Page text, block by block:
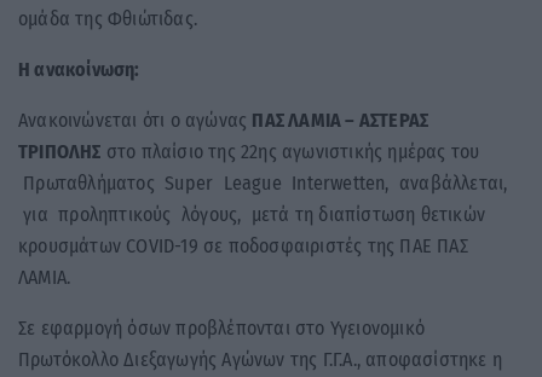
ομάδα της Φθιώτιδας.
Η ανακοίνωση:
Ανακοινώνεται ότι ο αγώνας ΠΑΣ ΛΑΜΙΑ – ΑΣΤΕΡΑΣ
ΤΡΙΠΟΛΗΣ στο πλαίσιο της 22ης αγωνιστικής ημέρας του
Πρωταθλήματος Super League Interwetten, αναβάλλεται,
για προληπτικούς λόγους, μετά τη διαπίστωση θετικών
κρουσμάτων COVID-19 σε ποδοσφαιριστές της ΠΑΕ ΠΑΣ
ΛΑΜΙΑ.
Σε εφαρμογή όσων προβλέπονται στο Υγειονομικό
Πρωτόκολλο Διεξαγωγής Αγώνων της Γ.Γ.Α., αποφασίστηκε η